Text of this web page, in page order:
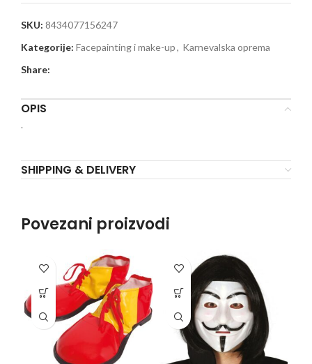
SKU: 8434077156247
Kategorije: Facepainting i make-up, Karnevalska oprema
Share:
OPIS
.
SHIPPING & DELIVERY
Povezani proizvodi